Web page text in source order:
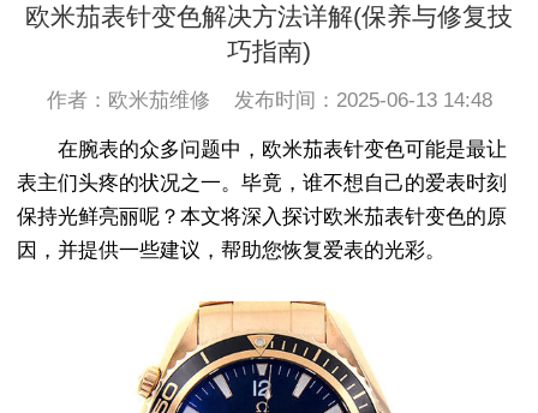
欧米茄表针变色解决方法详解(保养与修复技
巧指南)
作者：欧米茄维修 发布时间：2025-06-13 14:48
在腕表的众多问题中，欧米茄表针变色可能是最让
表主们头疼的状况之一。毕竟，谁不想自己的爱表时刻
保持光鲜亮丽呢？本文将深入探讨欧米茄表针变色的原
因，并提供一些建议，帮助您恢复爱表的光彩。